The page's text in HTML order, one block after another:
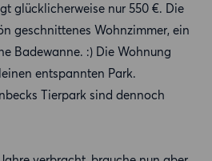
glücklicherweise nur 550 €. Die
geschnittenes Wohnzimmer, ein
Badewanne. :) Die Wohnung
entspannten Park.
Tierpark sind dennoch